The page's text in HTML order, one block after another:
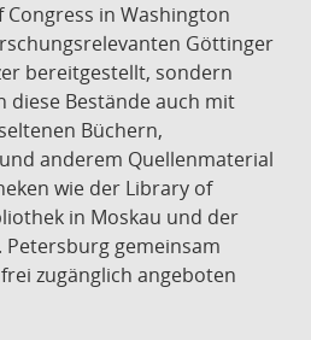
in Washington
Göttinger
bereitgestellt, sondern
Bestände auch mit
Büchern,
anderem Quellenmaterial
wie der Library of
in Moskau und der
gemeinsam
zugänglich angeboten